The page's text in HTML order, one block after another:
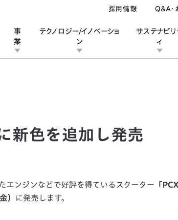
事
業
テクノロジー/イノベーショ
ン
サステナビリ
ィ
採用情報 Q&A・
加し発売
新色を追加し発売
ンジンなどで好評を得ているスクーター 「
） に発売します。